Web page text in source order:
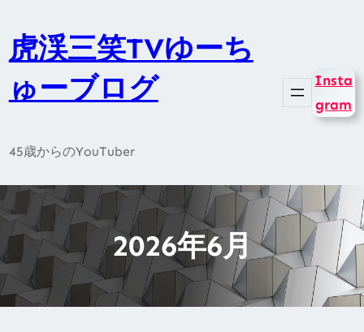
容
を
プ
虎渓三笑TVゆーち
ゅーブログ
45歳からのYouTuber
Insta
gram
2026年6月